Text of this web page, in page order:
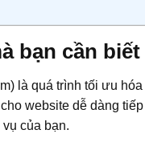
bạn cần biết
là quá trình tối ưu
website dễ dàng
của bạn.